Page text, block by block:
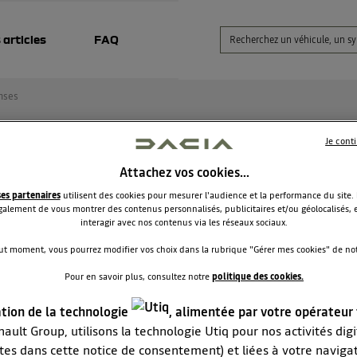
articles FAQ
yves57
Le19 novembre 2021à10:34
sur mon suivi commande véhicule commandé et en vert il
0
Attachez vos cookies…
partenairesutilisent des cookies pour mesurer l'audience et la performance du site.
de vous montrer des contenus personnalisés, publicitaires et/ou géolocalisés,
interagir avec nos contenus via les réseaux sociaux.
moment, vous pourrez modifier vos choix dans la rubrique "Gérer mes cookies" de
Pour en savoir plus, consultez notrepolitique des cookies.
de la technologie
, alimentée par votre opérateur
Group, utilisons la technologie Utiq pour nos activités
dans cette notice de consentement) et liées à votre
Je